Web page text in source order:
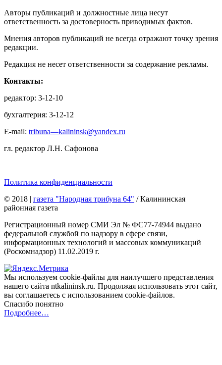
Авторы публикаций и должностные лица несут
ответственность за достоверность приводимых фактов.
Мнения авторов публикаций не всегда отражают точку зрения
редакции.
Редакция не несет ответственности за содержание рекламы.
Контакты:
редактор: 3-12-10
бухгалтерия: 3-12-12
E-mail: tribuna—kalininsk@yandex.ru
гл. редактор Л.Н. Сафонова
Политика конфиденциальности
© 2018
газета "Народная трибуна 64" / Калининская
районная газета
Регистрационный номер СМИ Эл № ФС77-74944 выдано
федеральной службой по надзору в сфере связи,
информационных технологий и массовых коммуникаций
(Роскомнадзор) 11.02.2019 г.
Мы используем cookie-файлы для наилучшего представления
нашего сайта ntkalininsk.ru. Продолжая использовать этот сайт,
вы соглашаетесь с использованием cookie-файлов.
Спасибо понятно
Подробнее…